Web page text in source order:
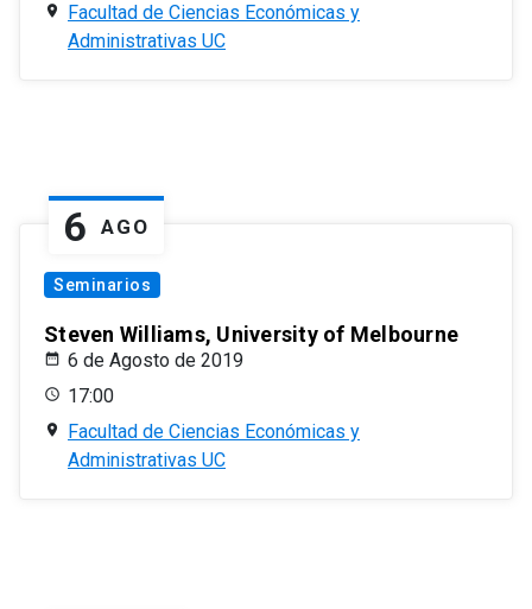
Facultad de Ciencias Económicas y
Administrativas UC
6 AGO
Seminarios
Steven Williams, University of Melbourne
6 de Agosto de 2019
17:00
Facultad de Ciencias Económicas y
Administrativas UC